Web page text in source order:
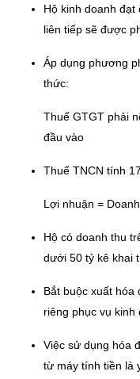
Hộ kinh doanh
liên tiếp sẽ được
Áp dụng phương
thức:
Thuế GTGT phải
đầu vào
Thuế TNCN tính
Lợi nhuận =
Hộ có doanh thu
dưới 50 tỷ kê khai
Bắt buộc xuất hóa
riêng phục vụ kinh
Việc sử dụng hóa
từ máy tính tiền là